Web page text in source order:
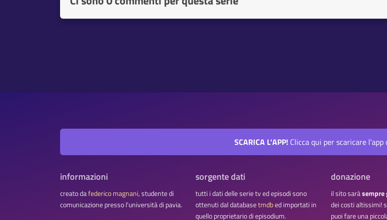
SCARICA L'APP!Clicca qui per scaricare l'app
informazioni
creato dafederico magnani, studente di
comunicazione presso l'università di pavia.
sorgente dati
tutti i dati delle serie tv ed episodi sono
ottenuti dal databasetmdbed importati in
quello proprietario di episodium.
donazione
il sito saràsempre
dei costi altissimi!
puoi fare una